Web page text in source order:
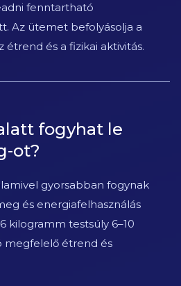
fenntartható
Az ütemet befolyásolja a
étrend és a fizikai aktivitás.
fogyhat le
ot?
gyorsabban fogynak
és energiafelhasználás
kilogramm testsúly 6–10
megfelelő étrend és